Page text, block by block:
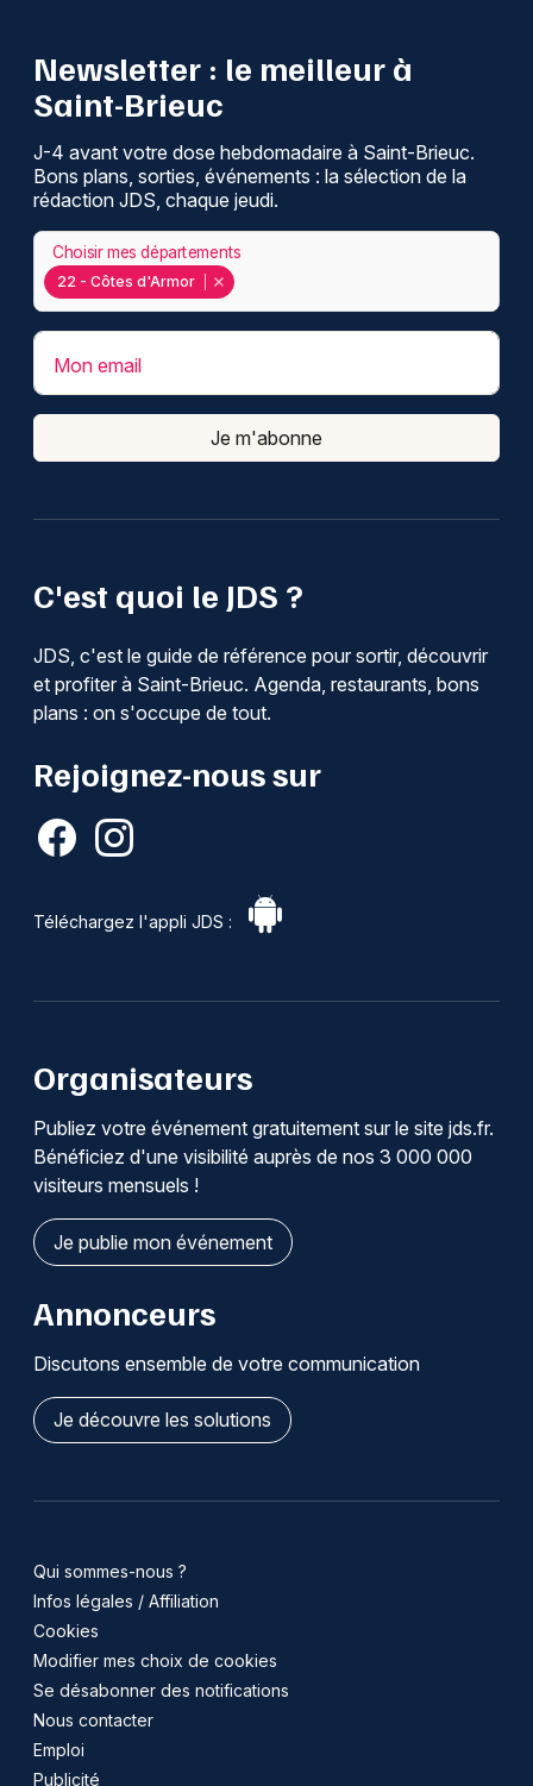
C'est quoi le JDS ?
JDS, c'est le guide de référence pour sortir, découvrir
et profiter à Saint-Brieuc. Agenda, restaurants, bons
plans : on s'occupe de tout.
Rejoignez-nous sur
Téléchargez l'appli JDS :
Newsletter : le meilleur à
Saint-Brieuc
J-4 avant votre dose hebdomadaire à Saint-Brieuc.
Bons plans, sorties, événements : la sélection de la
rédaction JDS, chaque jeudi.
22 - Côtes d'Armor
Choisir mes départements
Mon email
Je m'abonne
Organisateurs
Publiez votre événement gratuitement sur le site jds.fr.
Bénéficiez d'une visibilité auprès de nos 3 000 000
visiteurs mensuels !
Je publie mon événement
Annonceurs
Discutons ensemble de votre communication
Je découvre les solutions
Qui sommes-nous ?
Infos légales / Affiliation
Cookies
Modifier mes choix de cookies
Se désabonner des notifications
Nous contacter
Emploi
Publicité